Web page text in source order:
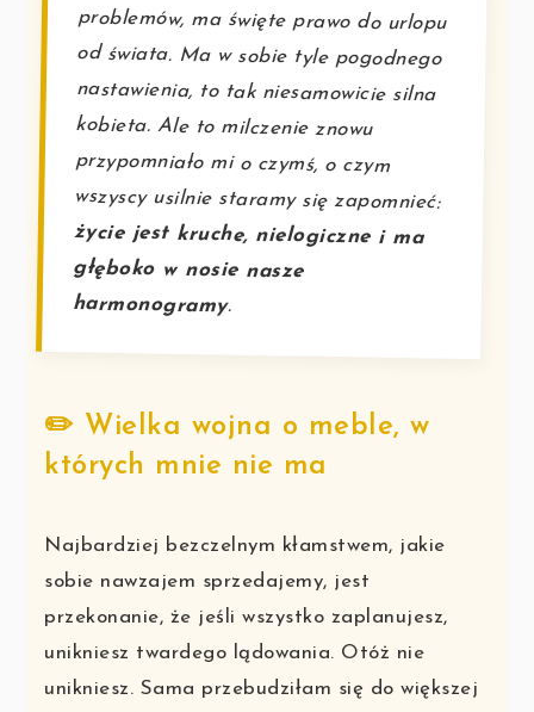
wszyscy usilnie staramy się zapomnieć:
życie jest kruche, nielogiczne i ma
głęboko w nosie nasze
harmonogramy.
✏️ Wielka wojna o meble, w
których mnie nie ma
Najbardziej bezczelnym kłamstwem, jakie
sobie nawzajem sprzedajemy, jest
przekonanie, że jeśli wszystko zaplanujesz,
unikniesz twardego lądowania. Otóż nie
unikniesz. Sama przebudziłam się do większej